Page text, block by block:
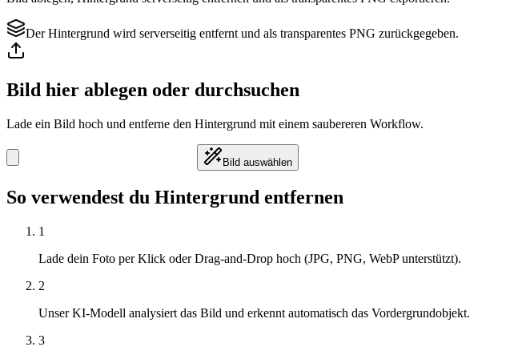
Der Hintergrund wird serverseitig entfernt und als transparentes PNG zurückgegeben.
Bild hier ablegen oder durchsuchen
Lade ein Bild hoch und entferne den Hintergrund mit einem saubereren Workflow.
Bild auswählen
So verwendest du Hintergrund entfernen
1
Lade dein Foto per Klick oder Drag-and-Drop hoch (JPG, PNG, WebP unterstützt).
2
Unser KI-Modell analysiert das Bild und erkennt automatisch das Vordergrundobjekt.
3